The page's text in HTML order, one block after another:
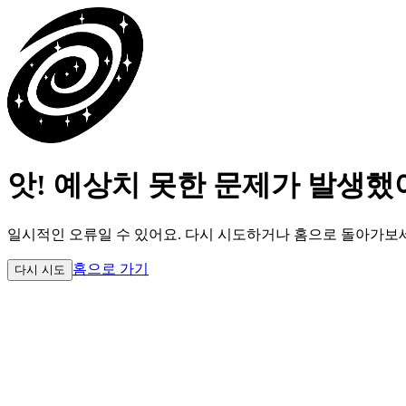
앗! 예상치 못한 문제가 발생했
일시적인 오류일 수 있어요. 다시 시도하거나 홈으로 돌아가보
다시 시도 홈으로 가기